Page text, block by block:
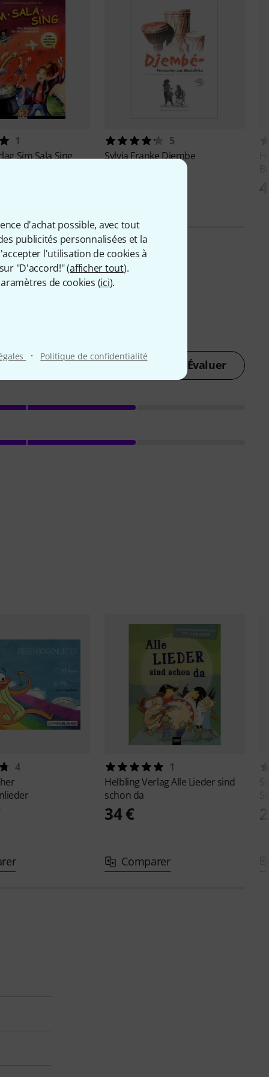
d'achat possible, avec tout
publicités personnalisées et la
l'utilisation de cookies à
"D'accord!" (afficher tout).
de cookies (ici).
· Politique de confidentialité
1
Sim Sala Sing
5
Sylvia FrankeDjembe
Évaluer
4
1
Helbling VerlagAlle Lieder sind
schon da
34 €
Comparer